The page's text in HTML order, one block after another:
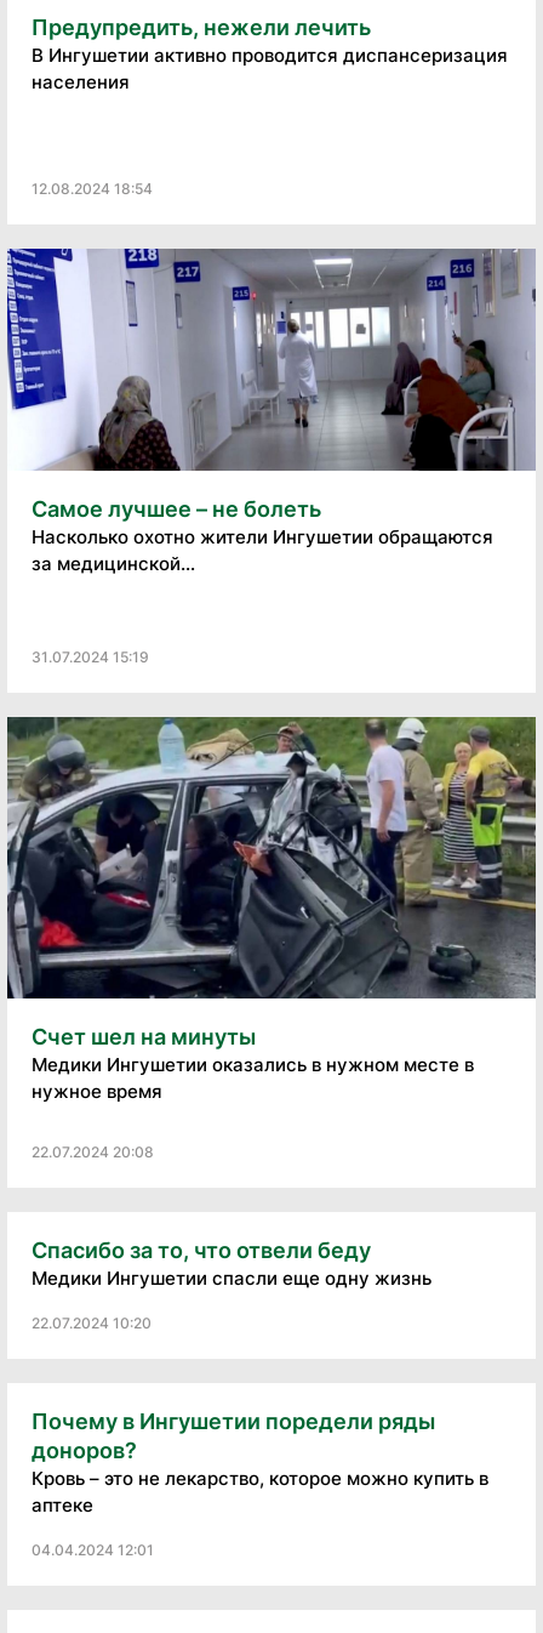
Предупредить, нежели лечить
В Ингушетии активно проводится диспансеризация
населения
12.08.2024 18:54
Самое лучшее – не болеть
Насколько охотно жители Ингушетии обращаются
за медицинской...
31.07.2024 15:19
Счет шел на минуты
Медики Ингушетии оказались в нужном месте в
нужное время
22.07.2024 20:08
Спасибо за то, что отвели беду
Медики Ингушетии спасли еще одну жизнь
22.07.2024 10:20
Почему в Ингушетии поредели ряды
доноров?
Кровь – это не лекарство, которое можно купить в
аптеке
04.04.2024 12:01